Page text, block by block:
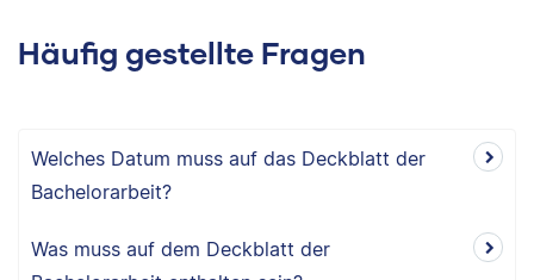
Häufig gestellte Fragen
Welches Datum muss auf das Deckblatt der
Bachelorarbeit?
Was muss auf dem Deckblatt der